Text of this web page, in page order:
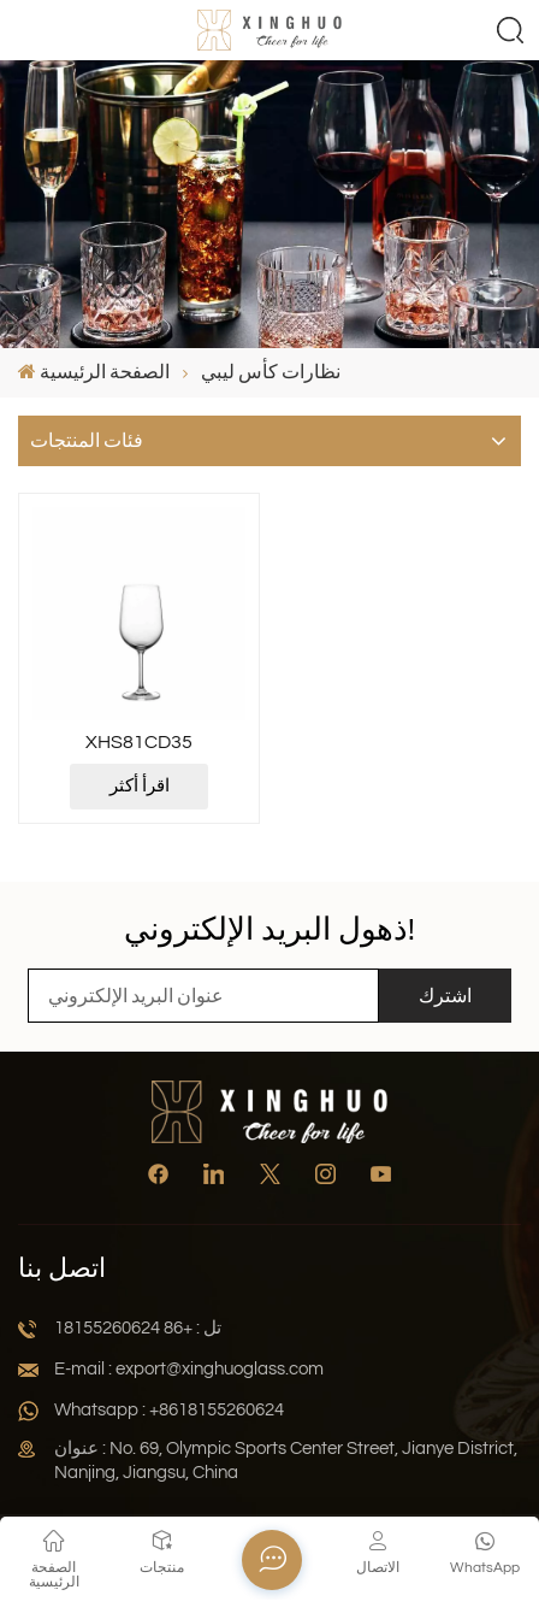
الصفحة الرئيسية نظارات كأس ليبي
فئات المنتجات
XHS81CD35
اقرأ أكثر
ذهول البريد الإلكتروني!
اشترك
اتصل بنا
تل : +86 18155260624
E-mail : export@xinghuoglass.com
Whatsapp : +8618155260624
عنوان : No. 69, Olympic Sports Center Street, Jianye District,
Nanjing, Jiangsu, China
Xml سياسة الخصوصية المدونة
خريطة الموقع
حقوق النشر © 2026 Jiangsu Xinghuo Technology Co., Ltd. جميع
الصفحة
الرئيسية
منتجات WhatsApp الاتصال